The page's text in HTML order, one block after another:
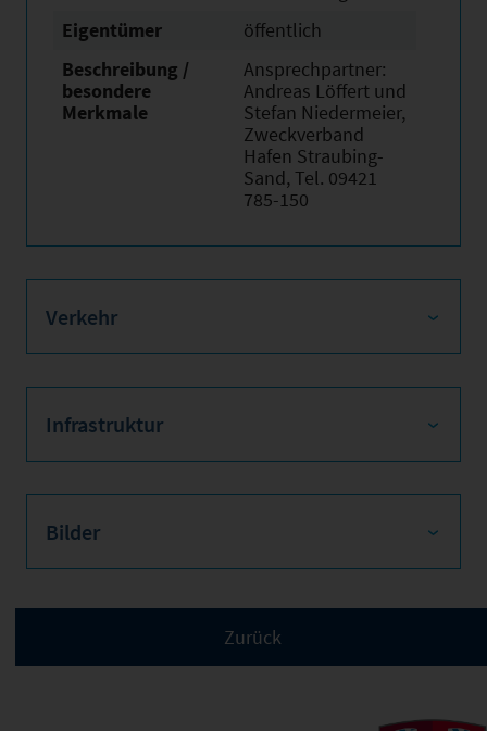
Eigentümer
öffentlich
Beschreibung /
besondere
Merkmale
Ansprechpartner:
Andreas Löffert und
Stefan Niedermeier,
Zweckverband
Hafen Straubing-
Sand, Tel. 09421
785-150
Verkehr
Infrastruktur
Bilder